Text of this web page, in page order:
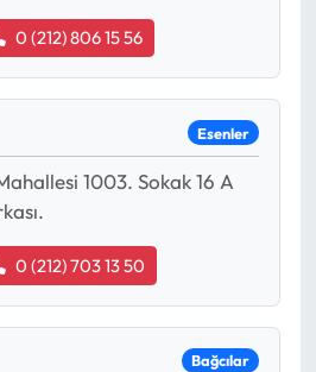
0 (212) 806 15 56
Esenler
1003. Sokak 16 A
0 (212) 703 13 50
Bağcılar